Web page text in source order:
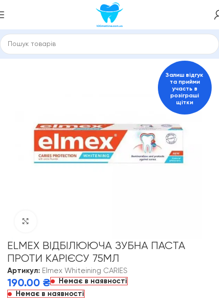
Зубні пасти та засоби для гігієни порожнини рота
Залиш відгук
та прийми
участь в
розіграші
щітки
ELMEX ВІДБІЛЮЮЧА ЗУБНА ПАСТА
ПРОТИ КАРІЄСУ 75МЛ
Артикул: Elmex Whiteining CARIES
190.00 ₴
Немає в наявності
Немає в наявності